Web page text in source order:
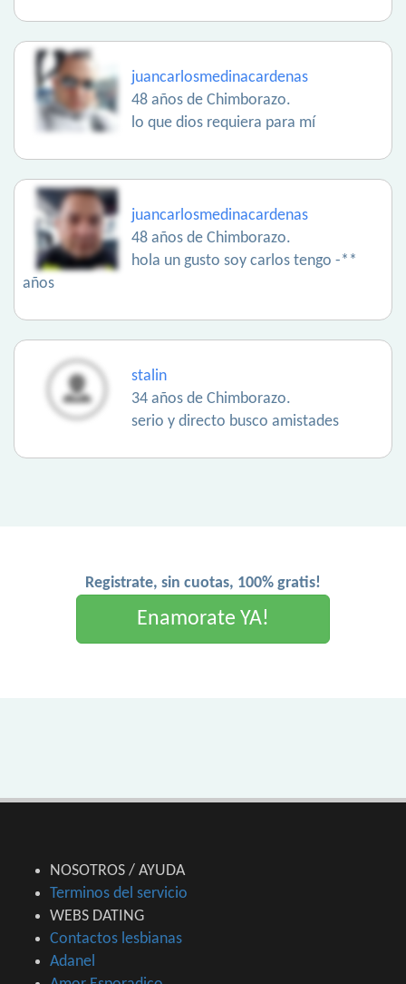
juancarlosmedinacardenas
48 años de Chimborazo.
lo que dios requiera para mí
juancarlosmedinacardenas
48 años de Chimborazo.
hola un gusto soy carlos tengo -**
años
stalin
34 años de Chimborazo.
serio y directo busco amistades
Registrate, sin cuotas, 100% gratis!
Enamorate YA!
NOSOTROS / AYUDA
Terminos del servicio
WEBS DATING
Contactos lesbianas
Adanel